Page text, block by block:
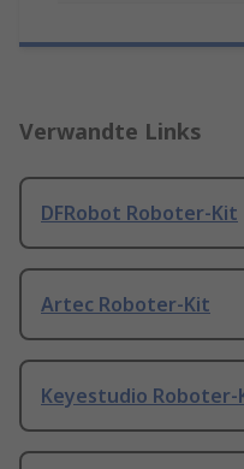
Verwandte Links
DFRobot Roboter-Kit
Artec Roboter-Kit
Keyestudio Roboter-